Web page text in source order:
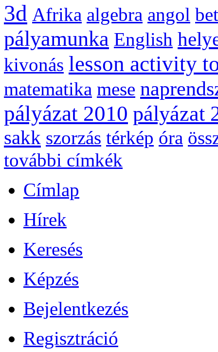
3d Afrika algebra angol
pályamunka English
kivonás lesson activity
matematika mese
pályázat 2010 pályázat
sakk szorzás térkép óra
további címkék
Címlap
Hírek
Keresés
Képzés
Bejelentkezés
Regisztráció